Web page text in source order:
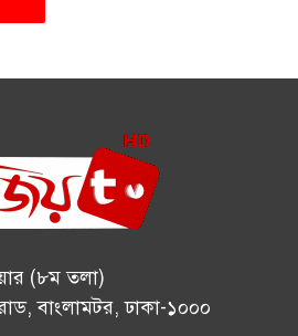
(৮ম তলা)
বাংলামটর, ঢাকা-১০০০